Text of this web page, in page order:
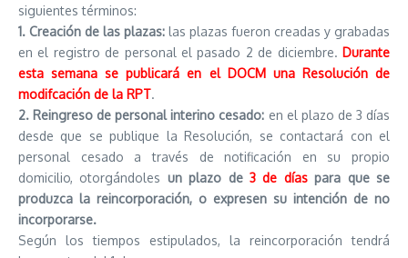
siguientes términos:
1. Creación de las plazas: las plazas fueron creadas y grabadas
en el registro de personal el pasado 2 de diciembre. Durante
esta semana se publicará en el DOCM una Resolución de
modifcación de la RPT.
2. Reingreso de personal interino cesado: en el plazo de 3 días
desde que se publique la Resolución, se contactará con el
personal cesado a través de notificación en su propio
domicilio, otorgándoles un plazo de3 de díaspara que se
produzca la reincorporación, o expresen su intención de no
incorporarse.
Según los tiempos estipulados, la reincorporación tendrá